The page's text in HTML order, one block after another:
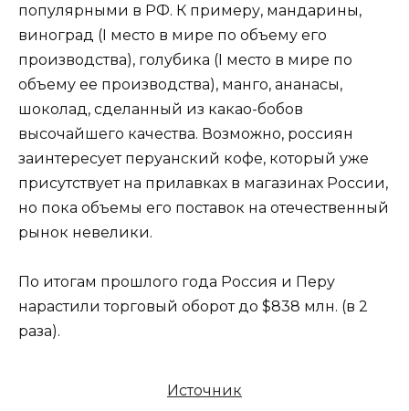
популярными в РФ. К примеру, мандарины,
виноград (I место в мире по объему его
производства), голубика (I место в мире по
объему ее производства), манго, ананасы,
шоколад, сделанный из какао-бобов
высочайшего качества. Возможно, россиян
заинтересует перуанский кофе, который уже
присутствует на прилавках в магазинах России,
но пока объемы его поставок на отечественный
рынок невелики.
По итогам прошлого года Россия и Перу
нарастили торговый оборот до $838 млн. (в 2
раза).
Источник